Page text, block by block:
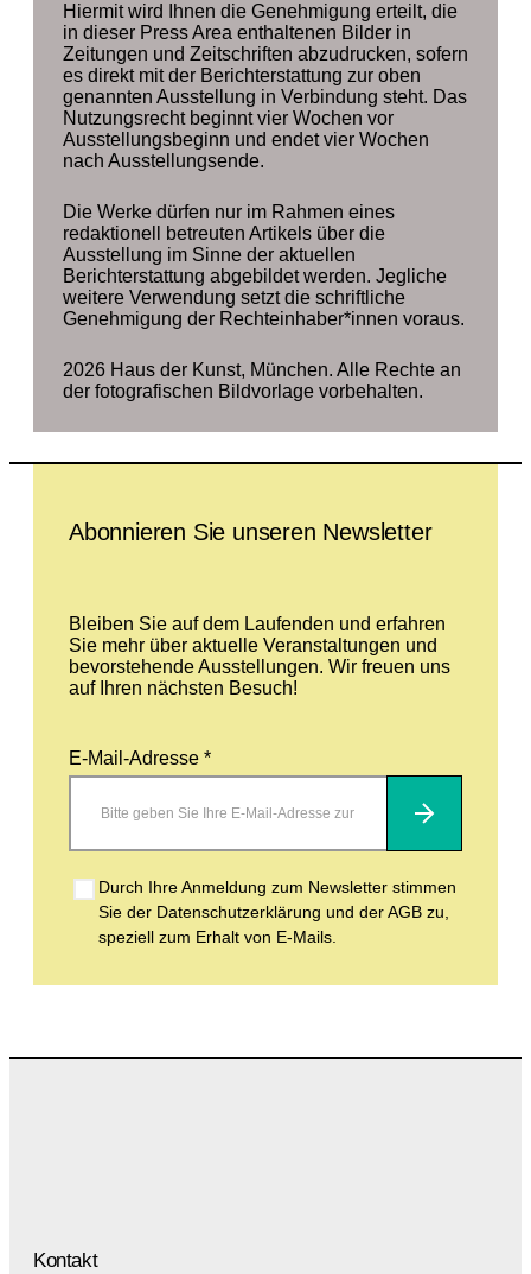
Hiermit wird Ihnen die Genehmigung erteilt, die
in dieser Press Area enthaltenen Bilder in
Zeitungen und Zeitschriften abzudrucken, sofern
es direkt mit der Berichterstattung zur oben
genannten Ausstellung in Verbindung steht. Das
Nutzungsrecht beginnt vier Wochen vor
Ausstellungsbeginn und endet vier Wochen
nach Ausstellungsende.
Die Werke dürfen nur im Rahmen eines
redaktionell betreuten Artikels über die
Ausstellung im Sinne der aktuellen
Berichterstattung abgebildet werden. Jegliche
weitere Verwendung setzt die schriftliche
Genehmigung der Rechteinhaber*innen voraus.
2026 Haus der Kunst, München. Alle Rechte an
der fotografischen Bildvorlage vorbehalten.
Abonnieren Sie unseren Newsletter
Bleiben Sie auf dem Laufenden und erfahren
Sie mehr über aktuelle Veranstaltungen und
bevorstehende Ausstellungen. Wir freuen uns
auf Ihren nächsten Besuch!
E-Mail-Adresse *
Abonnieren
Durch Ihre Anmeldung zum Newsletter stimmen
Sie der Datenschutzerklärung und der AGB zu,
speziell zum Erhalt von E-Mails.
Kontakt